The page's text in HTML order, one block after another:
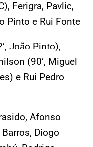
Ferigra, Pavlic,
Pinto e Rui Fonte
João Pinto),
(90’, Miguel
e Rui Pedro
Afonso
Diogo